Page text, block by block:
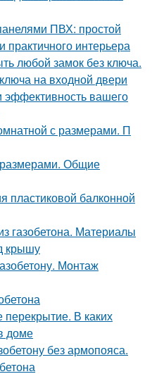
ПВХ: простой
практичного интерьера
любой замок без ключа.
на входной двери
эффективность вашего
с размерами. П
Общие
пластиковой балконной
газобетона. Материалы
крышу
Монтаж
В каких
доме
без армопояса.